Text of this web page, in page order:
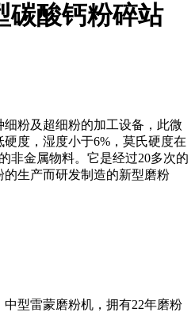
碳酸钙粉碎站
粉及超细粉的加工设备，此微
度，湿度小于6%，莫氏硬度在
非金属物料。它是经过20多次的
生产而研发制造的新型磨粉
型雷蒙磨粉机，拥有22年磨粉